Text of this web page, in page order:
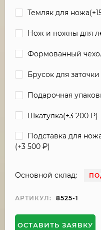
Темляк для ножа(+
Нож и ножны для
Формованный
Брусок для
Подарочная
Шкатулка(+3 200 ₽)
Подставка для
(+3 500 ₽)
Основной склад:
АРТИКУЛ: 8525-1
ОСТАВИТЬ ЗАЯВКУ